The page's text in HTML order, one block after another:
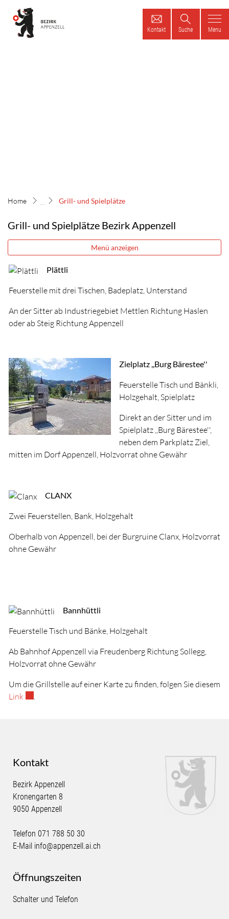
Kontakt Suche Menu
Grill- und Spielplätze(ausgewählt)
Grill- und Spielplätze Bezirk Appenzell
Menü anzeigen
Plättli
Feuerstelle mit drei Tischen, Badeplatz, Unterstand
An der Sitter ab Industriegebiet Mettlen Richtung Haslen
oder ab Steig Richtung Appenzell
Zielplatz ,,Burg Bärestee''
Feuerstelle Tisch und Bänkli,
Holzgehalt, Spielplatz
Direkt an der Sitter und im
Spielplatz ,,Burg Bärestee'',
neben dem Parkplatz Ziel,
mitten im Dorf Appenzell, Holzvorrat ohne Gewähr
CLANX
Zwei Feuerstellen, Bank, Holzgehalt
Oberhalb von Appenzell, bei der Burgruine Clanx, Holzvorrat
ohne Gewähr
Bannhüttli
Feuerstelle Tisch und Bänke, Holzgehalt
Ab Bahnhof Appenzell via Freudenberg Richtung Sollegg,
Holzvorrat ohne Gewähr
Um die Grillstelle auf einer Karte zu finden, folgen Sie diesem
Link
.
Kontakt
Bezirk Appenzell
Kronengarten 8
9050 Appenzell
Telefon 071 788 50 30
E-Mail info@appenzell.ai.ch
Öffnungszeiten
Schalter und Telefon